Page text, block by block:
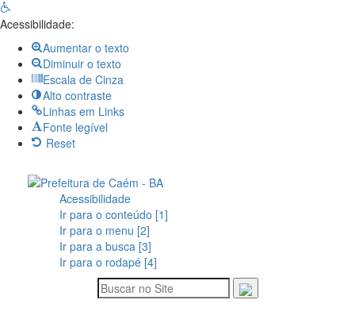
Open
toolbar
Acessibilidade:
Aumentar o texto
Diminuir o texto
Escala de Cinza
Alto contraste
Linhas em Links
Fonte legível
Reset
Acessibilidade
Ir para o conteúdo [1]
Ir para o menu [2]
Ir para a busca [3]
Ir para o rodapé [4]